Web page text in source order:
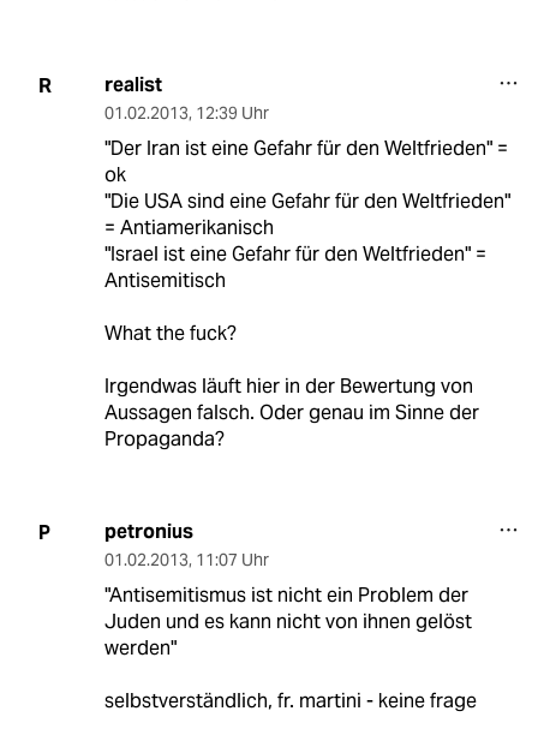
R realist
01.02.2013, 12:39 Uhr
"Der Iran ist eine Gefahr für den Weltfrieden" =
ok
"Die USA sind eine Gefahr für den Weltfrieden"
= Antiamerikanisch
"Israel ist eine Gefahr für den Weltfrieden" =
Antisemitisch
What the fuck?
Irgendwas läuft hier in der Bewertung von
Aussagen falsch. Oder genau im Sinne der
Propaganda?
P petronius
01.02.2013, 11:07 Uhr
"Antisemitismus ist nicht ein Problem der
Juden und es kann nicht von ihnen gelöst
werden"
selbstverständlich, fr. martini - keine frage